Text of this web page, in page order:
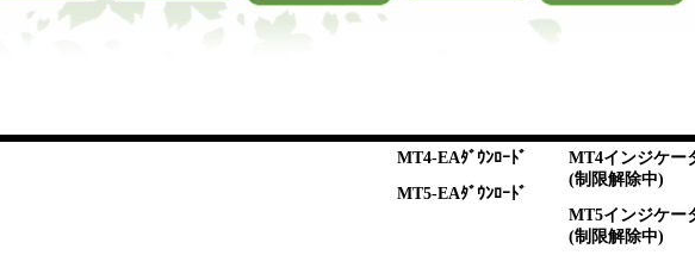
MT4-EAﾀﾞｳﾝﾛｰﾄﾞ
MT5-EAﾀﾞｳﾝﾛｰﾄﾞ
MT4インジケー
(制限解除中)
MT5インジケー
(制限解除中)